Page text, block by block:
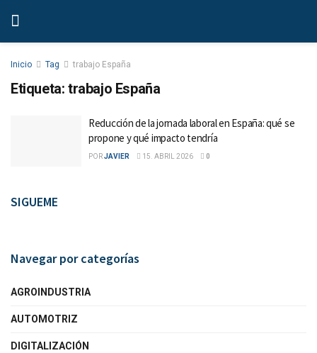
Inicio Tag trabajo España
Etiqueta: trabajo España
Reducción de la jornada laboral en España: qué se
propone y qué impacto tendría
PORJAVIER 15. ABRIL 2026 0
SIGUEME
Navegar por categorías
AGROINDUSTRIA
AUTOMOTRIZ
DIGITALIZACIÓN